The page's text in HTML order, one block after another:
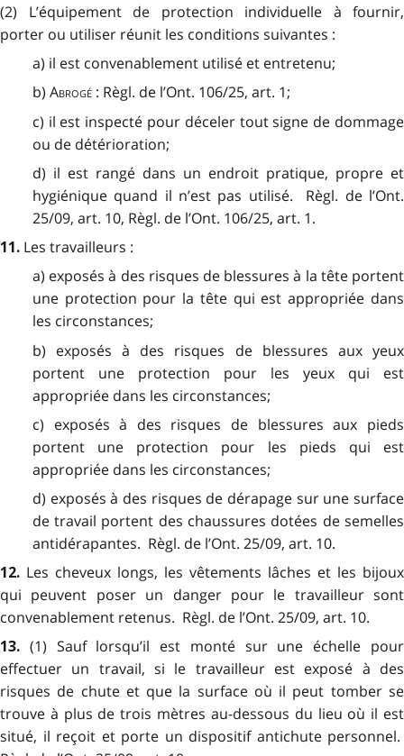
(2) L’équipement de protection individuelle à fournir,
porter ou utiliser réunit les conditions suivantes :
a) il est convenablement utilisé et entretenu;
b) Abrogé: Règl. de l’Ont. 106/25, art. 1;
c) il est inspecté pour déceler tout signe de dommage
ou de détérioration;
d) il est rangé dans un endroit pratique, propre et
hygiénique quand il n’est pas utilisé. Règl. de l’Ont.
25/09, art. 10, Règl. de l’Ont. 106/25, art. 1.
11. Les travailleurs :
a) exposés à des risques de blessures à la tête portent
une protection pour la tête qui est appropriée dans
les circonstances;
b) exposés à des risques de blessures aux yeux
portent une protection pour les yeux qui est
appropriée dans les circonstances;
c) exposés à des risques de blessures aux pieds
portent une protection pour les pieds qui est
appropriée dans les circonstances;
d) exposés à des risques de dérapage sur une surface
de travail portent des chaussures dotées de semelles
antidérapantes. Règl. de l’Ont. 25/09, art. 10.
12. Les cheveux longs, les vêtements lâches et les bijoux
qui peuvent poser un danger pour le travailleur sont
convenablement retenus. Règl. de l’Ont. 25/09, art. 10.
13. (1) Sauf lorsqu’il est monté sur une échelle pour
effectuer un travail, si le travailleur est exposé à des
risques de chute et que la surface où il peut tomber se
trouve à plus de trois mètres au-dessous du lieu où il est
situé, il reçoit et porte un dispositif antichute personnel.